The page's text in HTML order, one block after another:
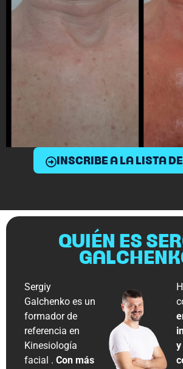
INSCRIBE A LA LISTA
QUIÉN ES
Sergiy
Galchenko es un
formador de
referencia en
Kinesiología
facial . Con más